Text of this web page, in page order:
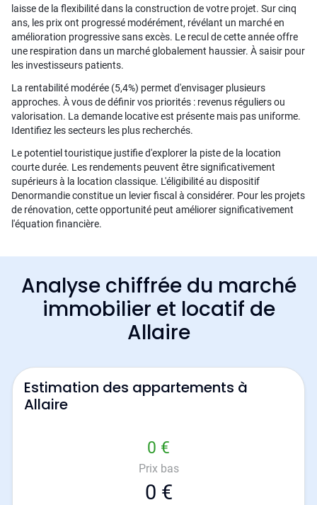
laisse de la flexibilité dans la construction de votre projet. Sur cinq
ans, les prix ont progressé modérément, révélant un marché en
amélioration progressive sans excès. Le recul de cette année offre
une respiration dans un marché globalement haussier. À saisir pour
les investisseurs patients.
La rentabilité modérée (5,4%) permet d'envisager plusieurs
approches. À vous de définir vos priorités : revenus réguliers ou
valorisation. La demande locative est présente mais pas uniforme.
Identifiez les secteurs les plus recherchés.
Le potentiel touristique justifie d'explorer la piste de la location
courte durée. Les rendements peuvent être significativement
supérieurs à la location classique. L'éligibilité au dispositif
Denormandie constitue un levier fiscal à considérer. Pour les projets
de rénovation, cette opportunité peut améliorer significativement
l'équation financière.
Analyse chiffrée du marché
immobilier et locatif de
Allaire
Estimation des appartements à
Allaire
0 €
Prix bas
0 €